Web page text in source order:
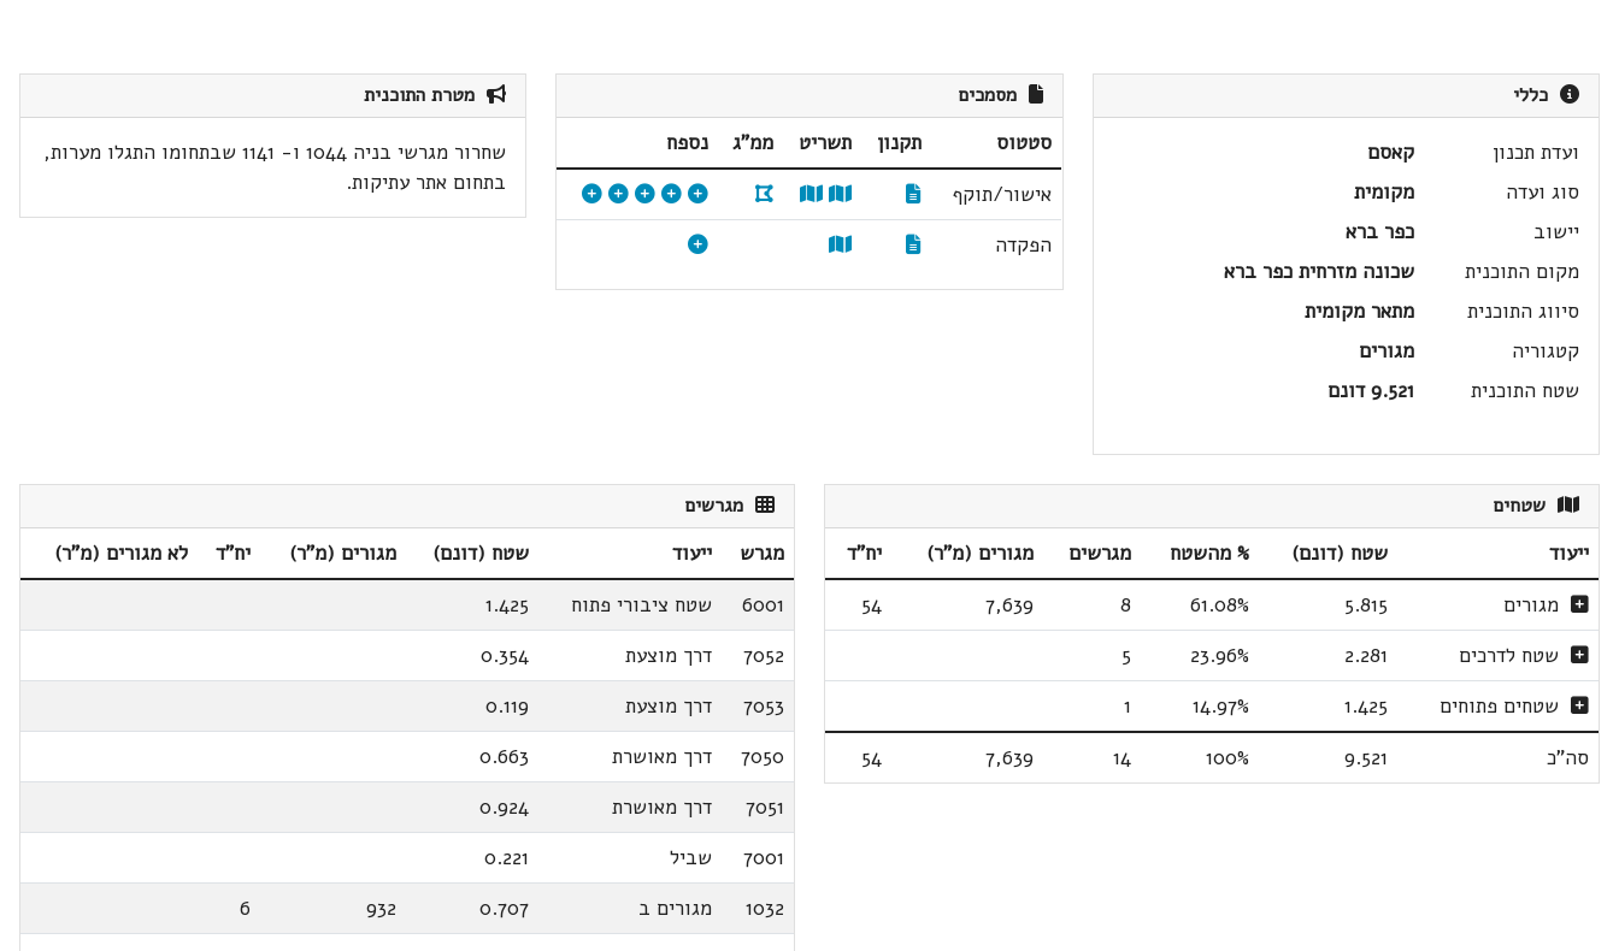
כללי
ועדת תכנון
קאסם
סוג ועדה
מקומית
יישוב
כפר ברא
מקום התוכנית
שכונה מזרחית כפר ברא
סיווג התוכנית
מתאר מקומית
קטגוריה
מגורים
שטח התוכנית
9.521 דונם
מסמכים
סטטוס תקנון תשריט ממ"ג
נספח
אישור/תוקף
הפקדה
מטרת התוכנית
שחרור מגרשי בניה 1044 ו- 1141 שבתחומו התגלו מערות,
בתחום אתר עתיקות.
שטחים
ייעוד שטח (דונם) % מהשטח מגרשים מגורים (מ"ר)
יח"ד
מגורים
5.815
61.08%
8
7,639
54
שטח לדרכים
2.281
23.96%
5
שטחים פתוחים
1.425
14.97%
1
סה"כ
9.521
100%
14
7,639
54
מגרשים
מגרש ייעוד שטח (דונם) מגורים (מ"ר) יח"ד
לא מגורים (מ"ר)
6001
שטח ציבורי פתוח
1.425
7052
דרך מוצעת
0.354
7053
דרך מוצעת
0.119
7050
דרך מאושרת
0.663
7051
דרך מאושרת
0.924
7001
שביל
0.221
1032
מגורים ב 0.707
932
6